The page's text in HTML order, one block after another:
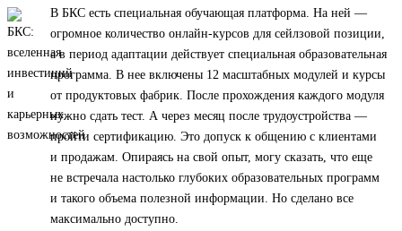
В БКС есть специальная обучающая платформа. На ней —
огромное количество онлайн-курсов для сейлзовой позиции,
а в период адаптации действует специальная образовательная
программа. В нее включены 12 масштабных модулей и курсы
от продуктовых фабрик. После прохождения каждого модуля
нужно сдать тест. А через месяц после трудоустройства —
пройти сертификацию. Это допуск к общению с клиентами
и продажам. Опираясь на свой опыт, могу сказать, что еще
не встречала настолько глубоких образовательных программ
и такого объема полезной информации. Но сделано все
максимально доступно.